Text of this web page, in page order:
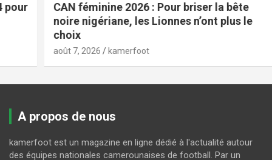
CAN féminine 2026 : Pour briser la bête
noire nigériane, les Lionnes n’ont plus le
août 7, 2026 kamerfoot
A propos de nous
kamerfoot est un magazine en ligne dédié à l'actualité autour
des équipes nationales camerounaises de football. Par un